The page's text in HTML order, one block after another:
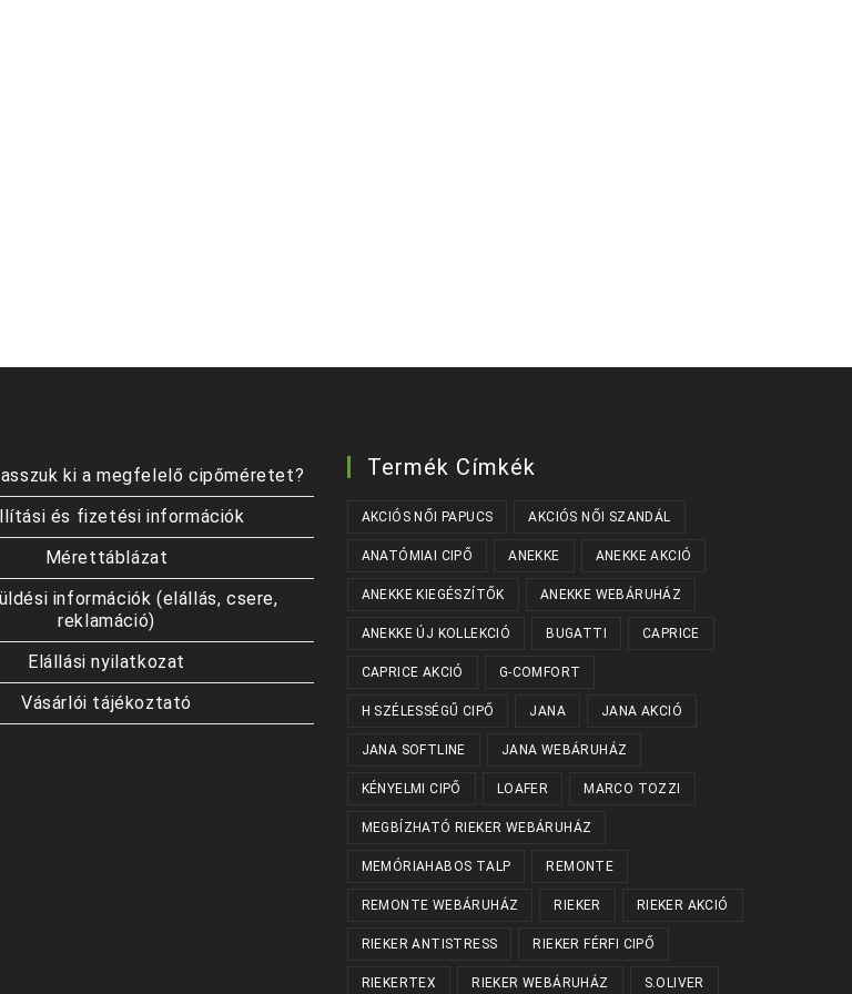
ki a megfelelő cipőméretet?
és fizetési információk
Mérettáblázat
információk (elállás, csere,
reklamáció)
Elállási nyilatkozat
Vásárlói tájékoztató
Termék Címkék
AKCIÓS NŐI PAPUCS AKCIÓS NŐI SZANDÁL
ANATÓMIAI CIPŐ ANEKKE ANEKKE AKCIÓ
ANEKKE KIEGÉSZÍTŐK ANEKKE WEBÁRUHÁZ
ANEKKE ÚJ KOLLEKCIÓ BUGATTI CAPRICE
CAPRICE AKCIÓ G-COMFORT
H SZÉLESSÉGŰ CIPŐ JANA JANA AKCIÓ
JANA SOFTLINE JANA WEBÁRUHÁZ
KÉNYELMI CIPŐ LOAFER MARCO TOZZI
MEGBÍZHATÓ RIEKER WEBÁRUHÁZ
MEMÓRIAHABOS TALP REMONTE
REMONTE WEBÁRUHÁZ RIEKER RIEKER AKCIÓ
RIEKER ANTISTRESS RIEKER FÉRFI CIPŐ
RIEKERTEX RIEKER WEBÁRUHÁZ S.OLIVER